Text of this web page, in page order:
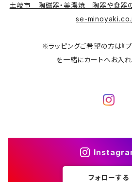
土岐市 陶磁器・美濃焼 陶器や食器
se-
※ラッピングご希望の方は『
を一緒にカートへお入れ
フォローする